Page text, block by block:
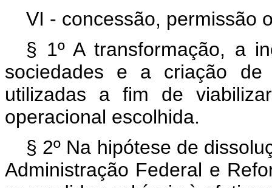
VI - concessão, permissão
§ 1º A transformação, a
sociedades e a criação de
utilizadas a fim de
operacional escolhida.
§ 2º Na hipótese de
Administração Federal e